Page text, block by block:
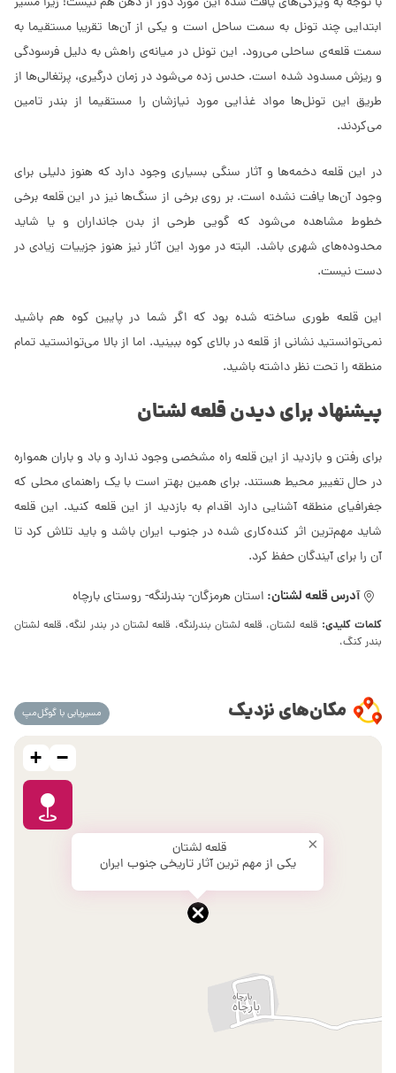
ابتدایی چند تونل به سمت ساحل است و یکی از آن‌ها تقریبا مستقیما به
سمت قلعه‌ی ساحلی می‌رود. این تونل در میانه‌ی راهش به دلیل فرسودگی
و ریزش مسدود شده است. حدس زده می‌شود در زمان درگیری، پرتغالی‌ها از
طریق این تونل‌ها مواد غذایی مورد نیازشان را مستقیما از بندر تامین
می‌کردند.
در این قلعه دخمه‌ها و آثار سنگی بسیاری وجود دارد که هنوز دلیلی برای
وجود آن‌ها یافت نشده است. بر روی برخی از سنگ‌ها نیز در این قلعه برخی
خطوط مشاهده می‌شود که گویی طرحی از بدن جانداران و یا شاید
محدوده‌های شهری باشد. البته در مورد این آثار نیز هنوز جزییات زیادی در
دست نیست.
این قلعه طوری ساخته شده بود که اگر شما در پایین کوه هم باشید
نمی‌توانستید نشانی از قلعه در بالای کوه ببینید. اما از بالا می‌توانستید تمام
منطقه را تحت نظر داشته باشید.
پیشنهاد برای دیدن قلعه لشتان
برای رفتن و بازدید از این قلعه راه مشخصی وجود ندارد و باد و باران همواره
در حال تغییر محیط هستند. برای همین بهتر است با یک راهنمای محلی که
جغرافیای منطقه آشنایی دارد اقدام به بازدید از این قلعه کنید. این قلعه
شاید مهم‌ترین اثر کنده‌کاری شده در جنوب ایران باشد و باید تلاش کرد تا
آن را برای آیندگان حفظ کرد.
آدرس قلعه لشتان: استان هرمزگان- بندرلنگه- روستای بارچاه
کلمات کلیدی: قلعه لشتان، قلعه لشتان بندرلنگه، قلعه لشتان در بندر لنگه، قلعه لشتان
بندر کنگ،
مکان‌های نزدیک مسیریابی با گوگل‌مپ
قلعه لشتان
یکی از مهم ترین آثار تاریخی جنوب ایران
×
+ −